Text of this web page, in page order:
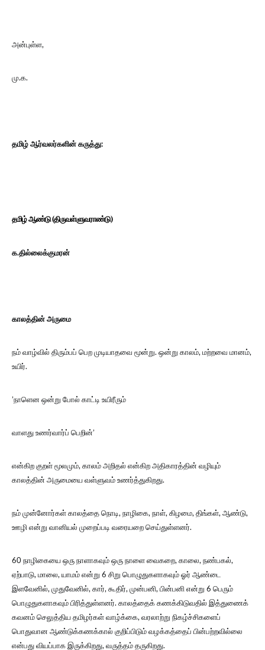
அன்புள்ள,
மு.க.
தமிழ் ஆர்வலர்களின் கருத்து:
தமிழ் ஆண்டு (திருவள்ளுவராண்டு)
க.தில்லைக்குமரன்
காலத்தின் அருமை
நம் வாழ்வில் திரும்பப் பெற முடியாதவை மூன்று. ஒன்று காலம், மற்றவை மானம்,
உயிர்.
’நாளென ஒன்று போல் காட்டி உயிரீரும்
வாளது உணர்வார்ப் பெறின்’
என்கிற குறள் மூலமும், காலம் அறிதல் என்கிற அதிகாரத்தின் வழியும்
காலத்தின் அருமையை வள்ளுவம் உணர்த்துகிறது.
நம் முன்னோர்கள் காலத்தை நொடி, நாழிகை, நாள், கிழமை, திங்கள், ஆண்டு,
ஊழி என்று வானியல் முறைப்படி வரையறை செய்துள்ளனர்.
60 நாழிகையை ஒரு நாளாகவும் ஒரு நாளை வைகறை, காலை, நண்பகல்,
ஏற்பாடு, மாலை, யாமம் என்று 6 சிறு பொழுதுகளாகவும் ஓர் ஆண்டை
இளவேனில், முதுவேனில், கார், கூதிர், முன்பனி, பின்பனி என்று 6 பெரும்
பொழுதுகளாகவும் பிரித்துள்ளனர். காலத்தைக் கணக்கிடுவதில் இத்துணைக்
கவனம் செலுத்திய தமிழர்கள் வாழ்க்கை, வரலாற்று நிகழ்ச்சிகளைப்
பொதுவான ஆண்டுக்கணக்கால் குறிப்பிடும் வழக்கத்தைப் பின்பற்றவில்லை
என்பது வியப்பாக இருக்கிறது, வருத்தம் தருகிறது.